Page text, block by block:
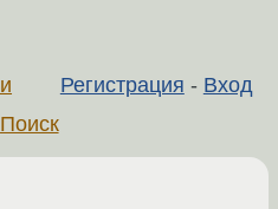
Регистрация - Вход
Поиск